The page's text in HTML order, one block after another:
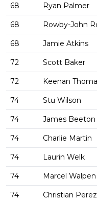
68 Ryan Palmer
68 Rowby-John
68 Jamie Atkins
72 Scott Baker
72 Keenan
74 Stu Wilson
74 James Beeton
74 Charlie Martin
74 Laurin Welk
74 Marcel Walpen
74 Christian Perez